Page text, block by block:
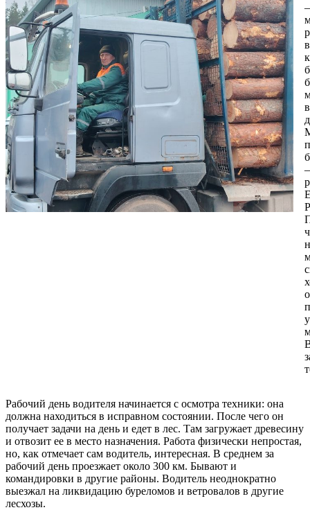
–
Рабочий день водителя начинается с осмотра техники: она
должна находиться в исправном состоянии. После чего он
получает задачи на день и едет в лес. Там загружает древесину
и отвозит ее в место назначения. Работа физически непростая,
но, как отмечает сам водитель, интересная. В среднем за
рабочий день проезжает около 300 км. Бывают и
командировки в другие районы. Водитель неоднократно
выезжал на ликвидацию буреломов и ветровалов в другие
лесхозы.